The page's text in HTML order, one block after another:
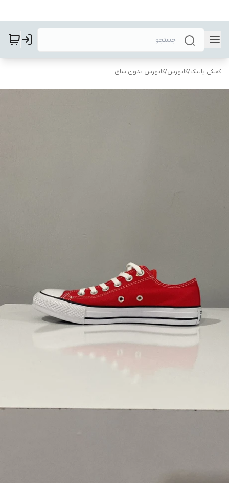
کفش پالیک/کانورس/کانورس بدون ساق